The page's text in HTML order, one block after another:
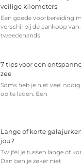
veilige kilometers
Een goede voorbereiding
verschil bij de aankoop van
tweedehands
7 tips voor een
zee
Soms heb je niet veel
op te laden. Een
Lange of korte
jou?
Twijfel je tussen lange of
Dan ben je zeker niet